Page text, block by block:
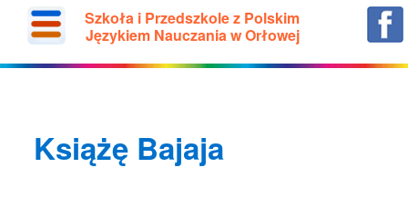
Szkoła i Przedszkole z Polskim
Językiem Nauczania w Orłowej
Książę Bajaja